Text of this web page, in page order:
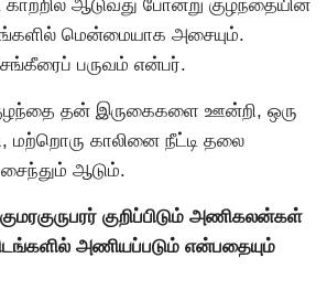
ஆடுவது போன்று குழந்தையின்
மென்மையாக அசையும்.
பருவம் என்பர்.
தன் இருகைகளை ஊன்றி, ஒரு
மற்றொரு காலினை நீட்டி தலை
ஆடும்.
குறிப்பிடும் அணிகலன்கள்
அணியப்படும் என்பதையும்